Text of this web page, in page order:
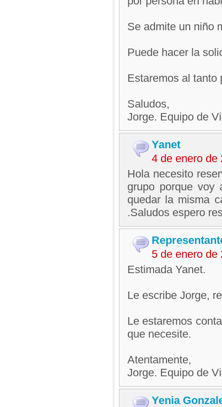
Se admite un niño
Puede hacer la
Estaremos al tanto
Saludos,
Jorge. Equipo de
Yanet
4 de enero de
Hola necesito
grupo porque
quedar la misma
.Saludos espero
5 de enero de
Estimada Yanet.
Le escribe Jorge,
Le estaremos
que necesite.
Atentamente,
Jorge. Equipo de
Yenia